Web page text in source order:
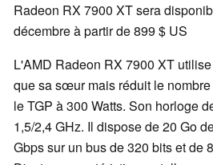
Radeon RX 7900 XT sera
décembre à partir de 899 $ US
L'AMD Radeon RX 7900 XT
que sa sœur mais réduit le
le TGP à 300 Watts. Son horloge
1,5/2,4 GHz. Il dispose de 20 Go
Gbps sur un bus de 320 bits et de